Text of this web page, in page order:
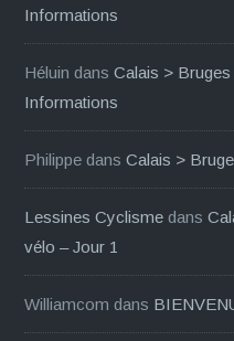
Informations
Héluin dansCalais >
Informations
Philippe dansCalais >
Lessines Cyclisme dans
vélo – Jour 1
Williamcom dans